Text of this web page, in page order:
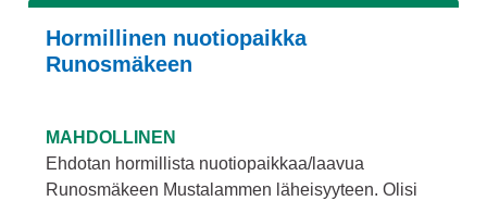
Hormillinen nuotiopaikka
Runosmäkeen
MAHDOLLINEN
Ehdotan hormillista nuotiopaikkaa/laavua
Runosmäkeen Mustalammen läheisyyteen. Olisi